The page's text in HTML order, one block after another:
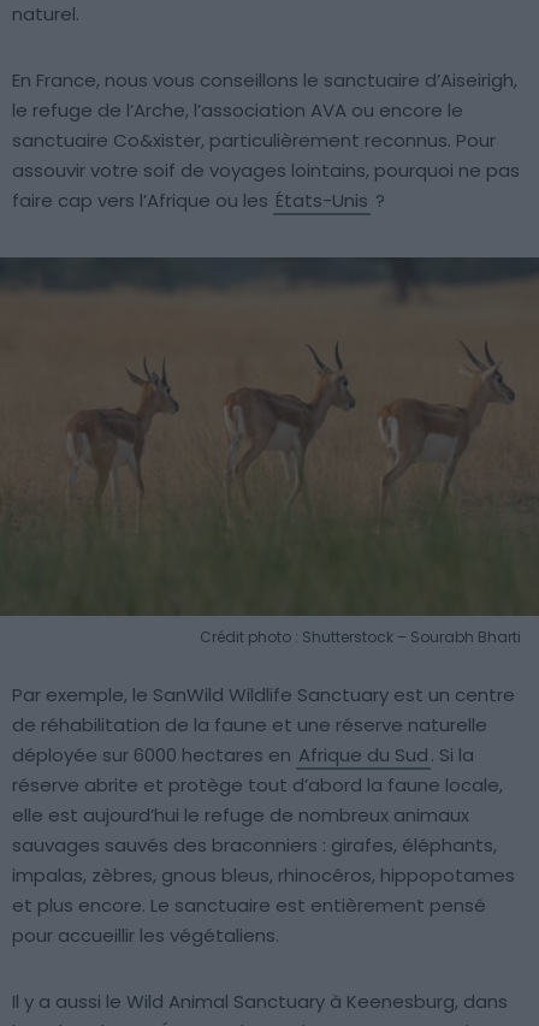
naturel.
En France, nous vous conseillons le sanctuaire d’Aiseirigh,
le refuge de l’Arche, l’association AVA ou encore le
sanctuaire Co&xister, particulièrement reconnus. Pour
assouvir votre soif de voyages lointains, pourquoi ne pas
faire cap vers l’Afrique ou les États-Unis ?
Crédit photo : Shutterstock – Sourabh Bharti
Par exemple, le SanWild Wildlife Sanctuary est un centre
de réhabilitation de la faune et une réserve naturelle
déployée sur 6000 hectares en Afrique du Sud. Si la
réserve abrite et protège tout d’abord la faune locale,
elle est aujourd’hui le refuge de nombreux animaux
sauvages sauvés des braconniers : girafes, éléphants,
impalas, zèbres, gnous bleus, rhinocéros, hippopotames
et plus encore. Le sanctuaire est entièrement pensé
pour accueillir les végétaliens.
Il y a aussi le Wild Animal Sanctuary à Keenesburg, dans